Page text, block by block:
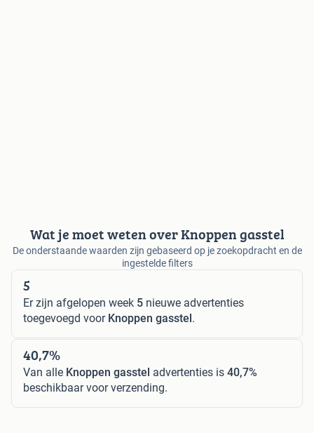
Wat je moet weten over Knoppen gasstel
De onderstaande waarden zijn gebaseerd op je zoekopdracht en de
ingestelde filters
5
Er zijn afgelopen week 5 nieuwe advertenties
toegevoegd voor Knoppen gasstel.
40,7%
Van alle Knoppen gasstel advertenties is 40,7%
beschikbaar voor verzending.